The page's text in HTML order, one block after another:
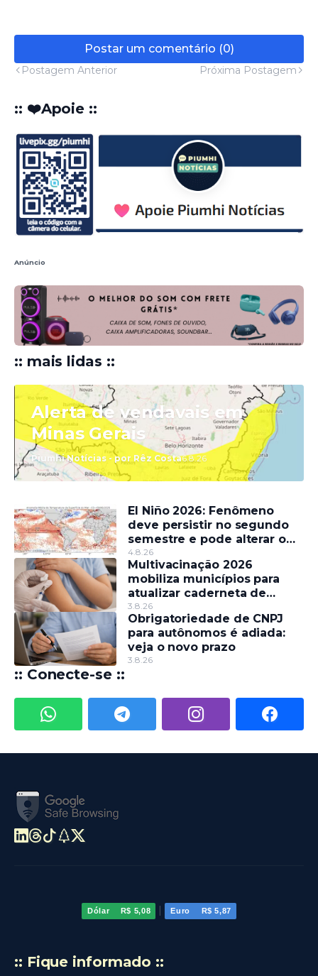
Postar um comentário (0)
Postagem Anterior Próxima Postagem
:: ❤️Apoie ::
Anúncio
:: mais lidas ::
Alerta de vendavais em
Minas Gerais
Piumhi Notícias - por Rêz Costa6.8.26
El Niño 2026: Fenômeno
deve persistir no segundo
semestre e pode alterar o
regime de chuvas
4.8.26
Multivacinação 2026
mobiliza municípios para
atualizar caderneta de
crianças e adolescentes
3.8.26
Obrigatoriedade de CNPJ
para autônomos é adiada:
veja o novo prazo
3.8.26
:: Conecte-se ::
Dólar R$ 5,08 | Euro R$ 5,87
:: Fique informado ::